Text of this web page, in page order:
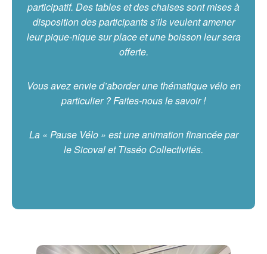
participatif. Des tables et des chaises sont mises à
disposition des participants s’ils veulent amener
leur pique-nique sur place et une boisson leur sera
offerte.
Vous avez envie d’aborder une thématique vélo en
particulier ? Faites-nous le savoir !
La « Pause Vélo » est une animation financée par
le Sicoval et Tisséo Collectivités.